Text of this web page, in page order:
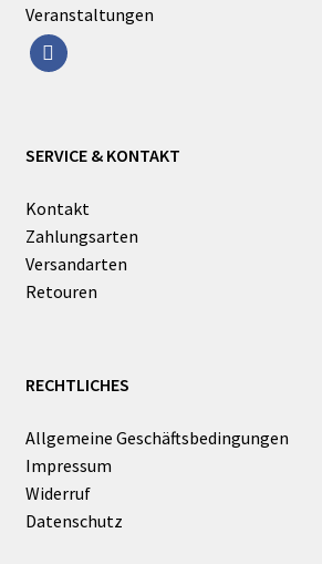
Veranstaltungen
facebook
SERVICE & KONTAKT
Kontakt
Zahlungsarten
Versandarten
Retouren
RECHTLICHES
Allgemeine Geschäftsbedingungen
Impressum
Widerruf
Datenschutz